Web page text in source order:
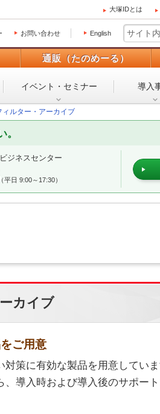
大塚IDとは
お問い合わせ English
通販（たのめーる）
イベント・ セミナー 導入
ィルター・アーカイブ
。
ジネスセンター
平日 9:00～17:30）
カイブ
ご用意
対策に有効な製品を用意してい
導入時および導入後のサポー